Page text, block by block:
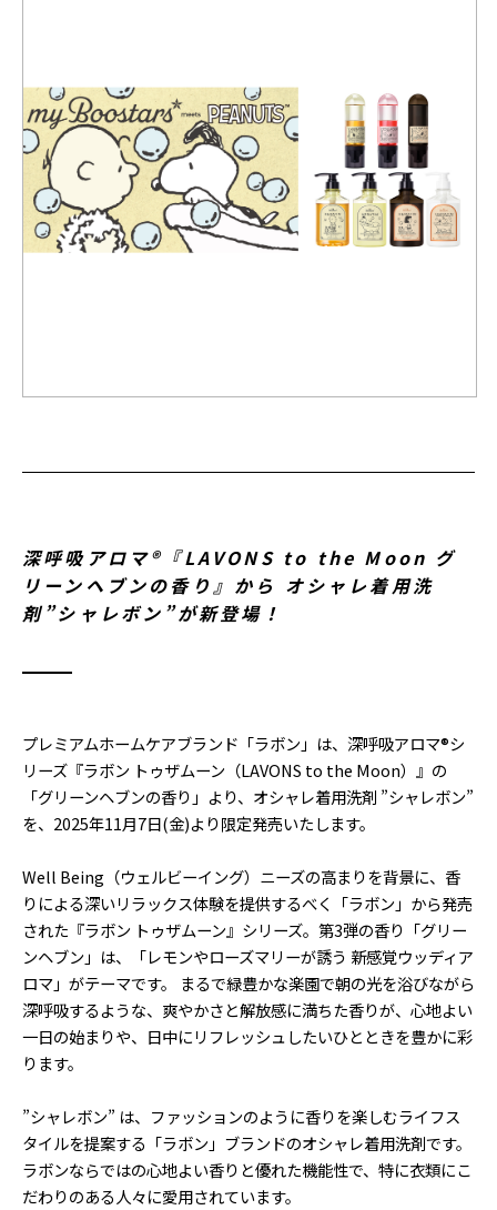
深呼吸アロマ®『LAVONS to the Moon グ
リーンヘブンの香り』から オシャレ着用洗
剤”シャレボン”が新登場！
プレミアムホームケアブランド「ラボン」は、深呼吸アロマ®シ
リーズ『ラボン トゥザムーン（LAVONS to the Moon）』の
「グリーンヘブンの香り」より、オシャレ着用洗剤 ”シャレボン”
を、2025年11月7日(金)より限定発売いたします。
Well Being（ウェルビーイング）ニーズの高まりを背景に、香
りによる深いリラックス体験を提供するべく「ラボン」から発売
された『ラボン トゥザムーン』シリーズ。第3弾の香り「グリー
ンヘブン」は、「レモンやローズマリーが誘う 新感覚ウッディア
ロマ」がテーマです。 まるで緑豊かな楽園で朝の光を浴びながら
深呼吸するような、爽やかさと解放感に満ちた香りが、心地よい
一日の始まりや、日中にリフレッシュしたいひとときを豊かに彩
ります。
”シャレボン” は、ファッションのように香りを楽しむライフス
タイルを提案する「ラボン」ブランドのオシャレ着用洗剤です。
ラボンならではの心地よい香りと優れた機能性で、特に衣類にこ
だわりのある人々に愛用されています。